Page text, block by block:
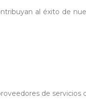
al éxito de
de servicios